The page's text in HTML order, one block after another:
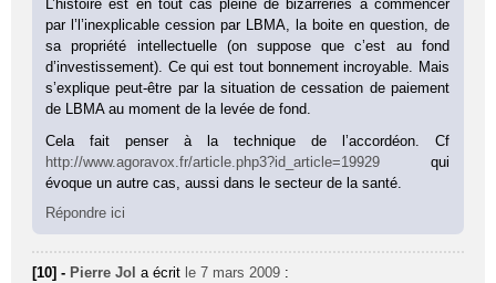
L’histoire est en tout cas pleine de bizarreries à commencer
par l’l’inexplicable cession par LBMA, la boite en question, de
sa propriété intellectuelle (on suppose que c’est au fond
d’investissement). Ce qui est tout bonnement incroyable. Mais
s’explique peut-être par la situation de cessation de paiement
de LBMA au moment de la levée de fond.
Cela fait penser à la technique de l’accordéon. Cf
http://www.agoravox.fr/article.php3?id_article=19929 qui
évoque un autre cas, aussi dans le secteur de la santé.
Répondre ici
[10] - Pierre Jol a écrit le 7 mars 2009 :